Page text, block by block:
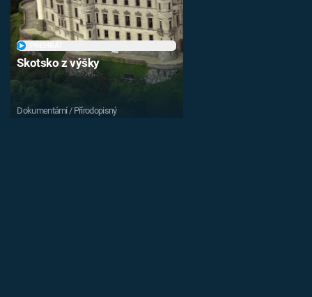
Skotsko z výšky
Dokumentární / Přírodopisný